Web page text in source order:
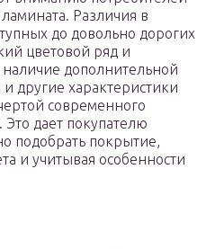
Различия в
до довольно дорогих
цветовой ряд и
дополнительной
другие характеристики
современного
дает покупателю
подобрать покрытие,
и учитывая особенности